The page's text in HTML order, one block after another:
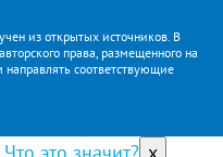
из открытых источников. В
права, размещенного на
соответствующие